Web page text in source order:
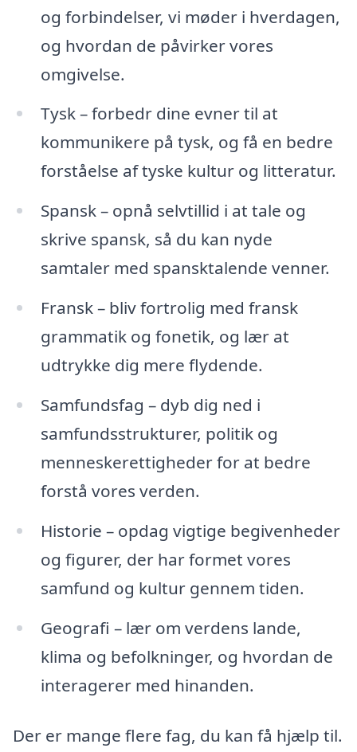
og forbindelser, vi møder i hverdagen,
og hvordan de påvirker vores
omgivelse.
Tysk – forbedr dine evner til at
kommunikere på tysk, og få en bedre
forståelse af tyske kultur og litteratur.
Spansk – opnå selvtillid i at tale og
skrive spansk, så du kan nyde
samtaler med spansktalende venner.
Fransk – bliv fortrolig med fransk
grammatik og fonetik, og lær at
udtrykke dig mere flydende.
Samfundsfag – dyb dig ned i
samfundsstrukturer, politik og
menneskerettigheder for at bedre
forstå vores verden.
Historie – opdag vigtige begivenheder
og figurer, der har formet vores
samfund og kultur gennem tiden.
Geografi – lær om verdens lande,
klima og befolkninger, og hvordan de
interagerer med hinanden.
Der er mange flere fag, du kan få hjælp til.